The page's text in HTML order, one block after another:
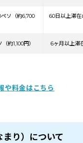
ソ（約6,700
60日以上滞
約1,100円） 6ヶ月以上滞
や料金はこちら
り）について